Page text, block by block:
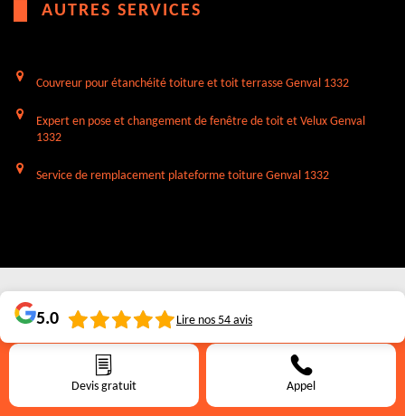
Devis gratuit Appel
AUTRES SERVICES
Couvreur pour étanchéité toiture et toit terrasse Genval 1332
Expert en pose et changement de fenêtre de toit et Velux Genval
1332
Service de remplacement plateforme toiture Genval 1332
5.0 Lire nos 54 avis